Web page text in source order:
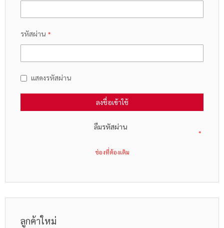
รหัสผ่าน
แสดงรหัสผ่าน
ลงชื่อเข้าใช้
ลืมรหัสผ่าน
ลูกค้าใหม่